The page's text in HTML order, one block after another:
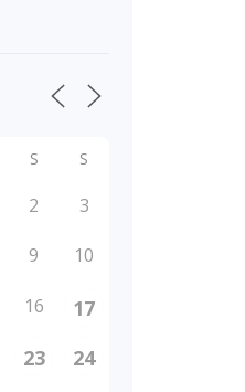
S S
2 3
9 10
16 17
23 24